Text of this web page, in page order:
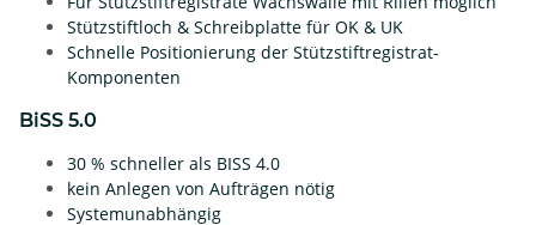
Stützstiftloch & Schreibplatte für OK & UK
Schnelle Positionierung der Stützstiftregistrat-
Komponenten
BiSS 5.0
30 % schneller als BISS 4.0
kein Anlegen von Aufträgen nötig
Systemunabhängig